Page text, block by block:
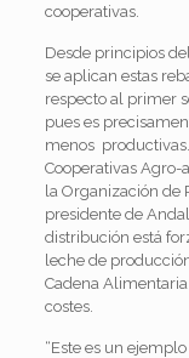
cooperativas.
Desde principios
se aplican estas
respecto al primer
pues es
menos
Cooperativas
la Organización de
presidente de
distribución está
leche de
Cadena
costes.
“Este es un